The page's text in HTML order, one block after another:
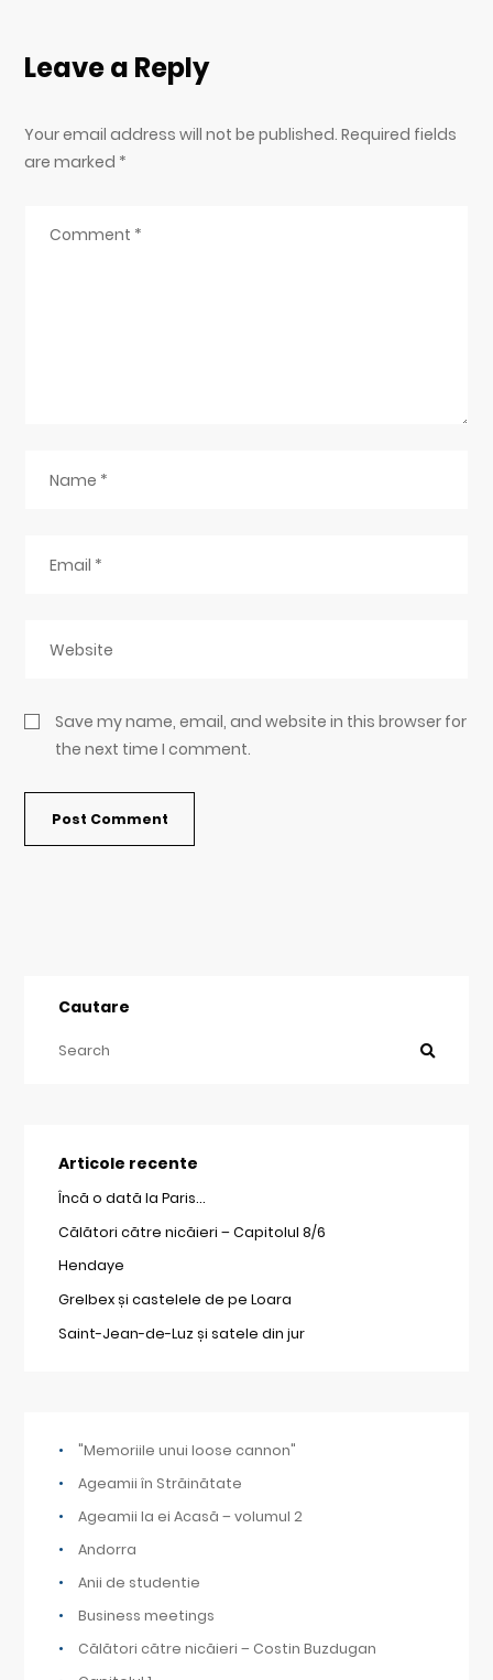
Leave a Reply
Your email address will not be published. Required fields
are marked *
Save my name, email, and website in this browser for
the next time I comment.
Cautare
Articole recente
Încă o dată la Paris…
Călători către nicăieri – Capitolul 8/6
Hendaye
Grelbex și castelele de pe Loara
Saint-Jean-de-Luz și satele din jur
"Memoriile unui loose cannon"
Ageamii în Străinătate
Ageamii la ei Acasă – volumul 2
Andorra
Anii de studentie
Business meetings
Călători către nicăieri – Costin Buzdugan